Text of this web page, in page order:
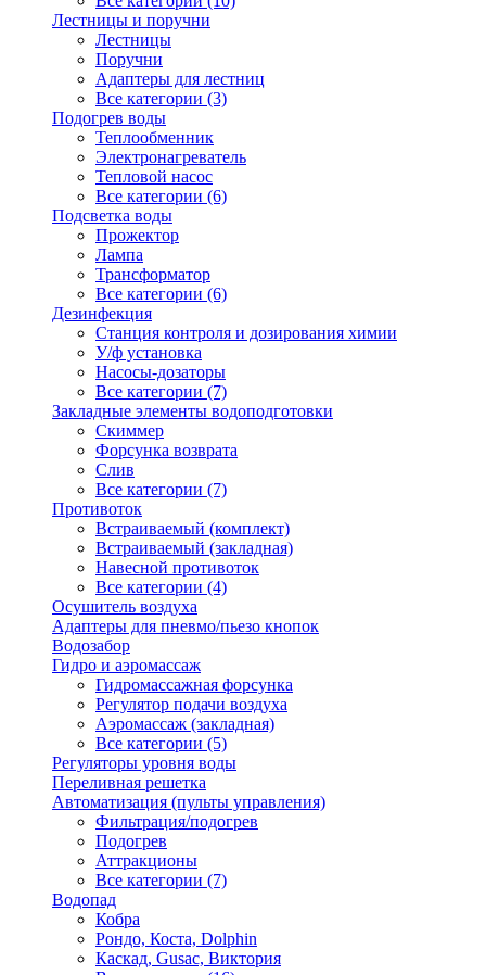
Лестницы и поручни
Лестницы
Поручни
Адаптеры для лестниц
Все категории (3)
Подогрев воды
Теплообменник
Электронагреватель
Тепловой насос
Все категории (6)
Подсветка воды
Прожектор
Лампа
Трансформатор
Все категории (6)
Дезинфекция
Станция контроля и дозирования химии
У/ф установка
Насосы-дозаторы
Все категории (7)
Закладные элементы водоподготовки
Скиммер
Форсунка возврата
Слив
Все категории (7)
Противоток
Встраиваемый (комплект)
Встраиваемый (закладная)
Навесной противоток
Все категории (4)
Осушитель воздуха
Адаптеры для пневмо/пьезо кнопок
Водозабор
Гидро и аэромассаж
Гидромассажная форсунка
Регулятор подачи воздуха
Аэромассаж (закладная)
Все категории (5)
Регуляторы уровня воды
Переливная решетка
Автоматизация (пульты управления)
Фильтрация/подогрев
Подогрев
Аттракционы
Все категории (7)
Водопад
Кобра
Рондо, Коста, Dolphin
Каскад, Gusac, Виктория